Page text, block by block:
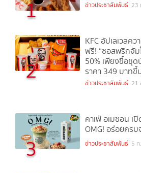
1 ข่าวประชาสัมพันธ์ 23
2
KFC อัปเลเวลค
ฟรี! “ซอสพริกจั
50% เพียงซื้อชุ
ราคา 349 บาทขึ้
ข่าวประชาสัมพันธ์ 21
3
คาเฟ่ อเมซอน เ
OMG! อร่อยคร
ข่าวประชาสัมพันธ์ 5